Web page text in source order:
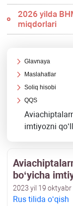
2026 yilda
miqdorlari
Glavnaya
Maslahatlar
Soliq hisobi
QQS
imtiyozni
boʻyicha
2023 yil 19 oktyabr
Rus tilida oʻqish